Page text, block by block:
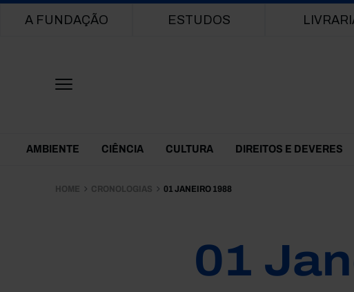
Main navigation
A FUNDAÇÃO ESTUDOS
Themes Menu
AMBIENTE CIÊNCIA CULTURA DIREITOS E DEVERES
HOME CRONOLOGIAS 01 JANEIRO 1988
01